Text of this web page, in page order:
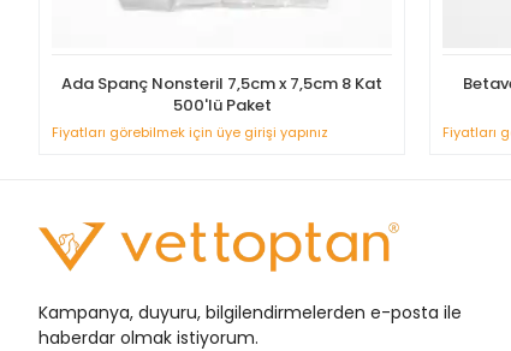
Ada Spanç Nonsteril 7,5cm x 7,5cm 8 Kat
500'lü Paket
Fiyatları görebilmek için üye girişi yapınız Fiyatları
Kampanya, duyuru, bilgilendirmelerden e-posta ile
haberdar olmak istiyorum.